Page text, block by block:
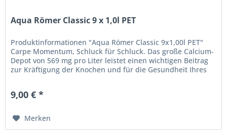
Aqua Römer Classic 9 x 1,0l PET
Produktinformationen "Aqua Römer Classic 9x1,00l PET"
Carpe Momentum, Schluck für Schluck. Das große Calcium-
Depot von 569 mg pro Liter leistet einen wichtigen Beitrag
zur Kräftigung der Knochen und für die Gesundheit Ihres
9,00 € *
Merken